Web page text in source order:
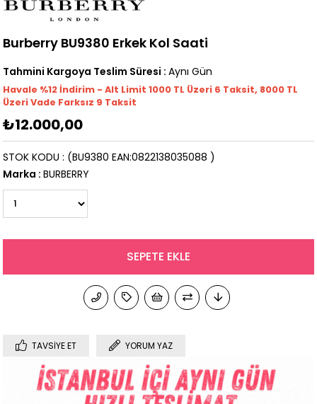
Burberry BU9380 Erkek Kol Saati
Tahmini Kargoya Teslim Süresi : Aynı Gün
Havale %12 İndirim - Alt Limit 1000 TL Üzeri 6 Taksit, 8000 TL
Üzeri Vade Farksız 9 Taksit
₺12.000,00
(BU9380 EAN:0822138035088 )
STOK KODU
Marka : BURBERRY
TAVSIYE ET YORUM YAZ